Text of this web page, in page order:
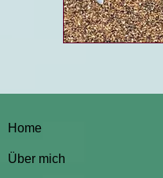
Home
Über mich